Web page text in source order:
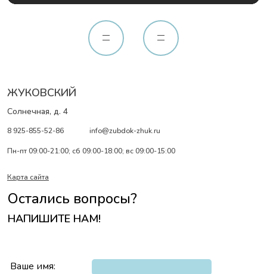
ЖУКОВСКИЙ
Солнечная, д. 4
8 925-855-52-86 info@zubdok-zhuk.ru
Пн-пт 09:00-21:00; сб 09:00-18:00; вс 09:00-15:00
Карта сайта
Остались вопросы?
НАПИШИТЕ НАМ!
Ваше имя: